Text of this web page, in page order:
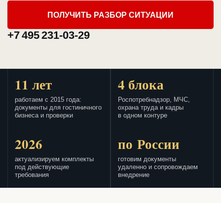
ПОЛУЧИТЬ РАЗБОР СИТУАЦИИ
+7 495 231-03-29
11 лет
работаем с 2015 года:
документы для гостиничного
бизнеса и проверки
4 блока
Роспотребнадзор, МЧС,
охрана труда и кадры
в одном контуре
2026
актуализируем комплекты
под действующие
требования
по России
готовим документы
удаленно и сопровождаем
внедрение